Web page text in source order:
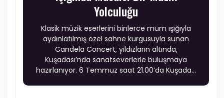
Yolculuğu
Klasik müzik eserlerini binlerce mum ışığıyla
aydınlatılmış özel sahne kurgusuyla sunan
Candela Concert, yıldızların altında,
Kuşadası’nda sanatseverlerle buluşmaya
hazırlanıyor. 6 Temmuz saat 21.00’da Kuşadası